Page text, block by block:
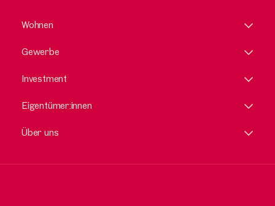
Wohnen
Gewerbe
Investment
Eigentümer:innen
Über uns